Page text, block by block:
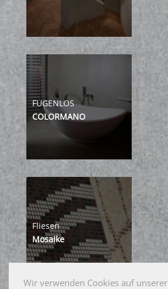
FUGENLOS
COLORMANO
Fliesen
Mosaike
Wir verwenden Cookies auf unserer